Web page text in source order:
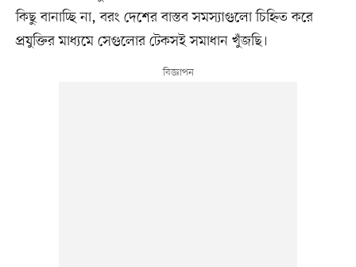
কিছু বানাচ্ছি না, বরং দেশের বাস্তব সমস্যাগুলো চিহ্নিত করে
প্রযুক্তির মাধ্যমে সেগুলোর টেকসই সমাধান খুঁজছি।